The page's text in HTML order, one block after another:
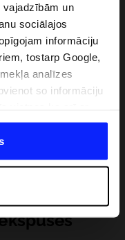
un
sociālajos
informāciju
tostarp Google,
analīzes
so informāciju
pakalpojumus. Ar
personas datus
kadā tiek rādīta
risinajumus
var atrast